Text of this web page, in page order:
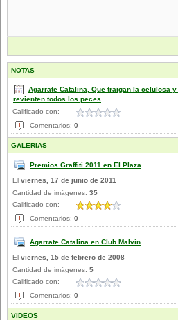
NOTAS
Agarrate Catalina, Que traigan la celulosa y
revienten todos los peces
Calificado con:
Comentarios: 0
GALERIAS
Premios Graffiti 2011 en El Plaza
El viernes, 17 de junio de 2011
Cantidad de imágenes: 35
Calificado con:
Comentarios: 0
Agarrate Catalina en Club Malvín
El viernes, 15 de febrero de 2008
Cantidad de imágenes: 5
Calificado con:
Comentarios: 0
VIDEOS